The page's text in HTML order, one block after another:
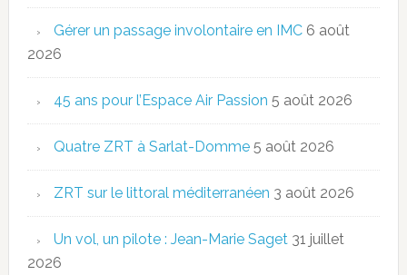
Gérer un passage involontaire en IMC 6 août
2026
45 ans pour l’Espace Air Passion 5 août 2026
Quatre ZRT à Sarlat-Domme 5 août 2026
ZRT sur le littoral méditerranéen 3 août 2026
Un vol, un pilote : Jean-Marie Saget 31 juillet
2026